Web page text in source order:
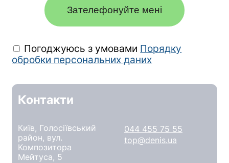
Зателефонуйте мені
Погоджуюсь з умовами Порядку
обробки персональних даних
Контакти
Київ, Голосіївський
район, вул.
Композитора
Мейтуса, 5
044 455 75 55
top@denis.ua